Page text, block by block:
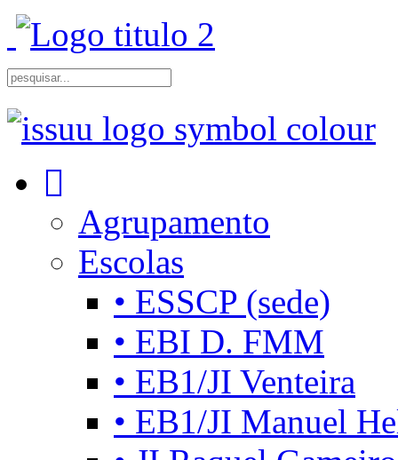
Agrupamento
Escolas
• ESSCP (sede)
• EBI D. FMM
• EB1/JI Venteira
• EB1/JI Manuel